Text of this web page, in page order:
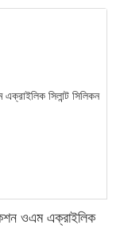
ওএম এক্রাইলিক